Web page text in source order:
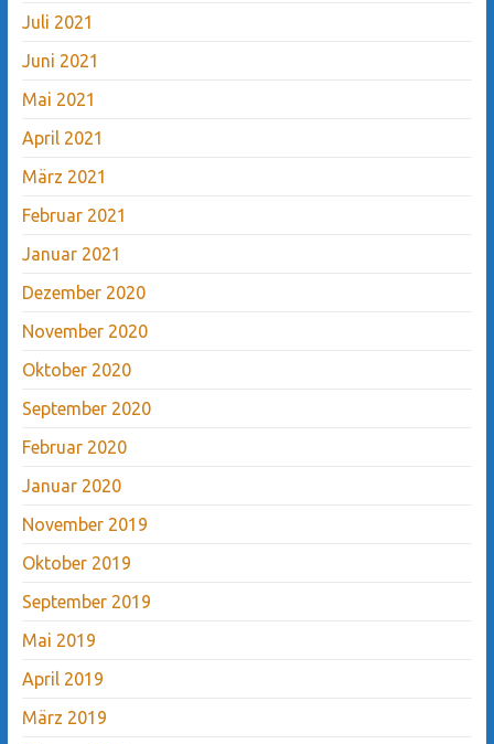
Juli 2021
Juni 2021
Mai 2021
April 2021
März 2021
Februar 2021
Januar 2021
Dezember 2020
November 2020
Oktober 2020
September 2020
Februar 2020
Januar 2020
November 2019
Oktober 2019
September 2019
Mai 2019
April 2019
März 2019